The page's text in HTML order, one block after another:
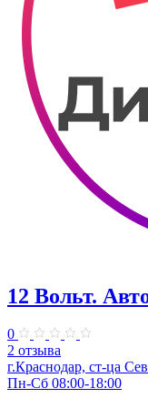
12 Вольт.
0
2 отзыва
г.Краснодар, ст-ца
Пн-Сб 08:00-18:00